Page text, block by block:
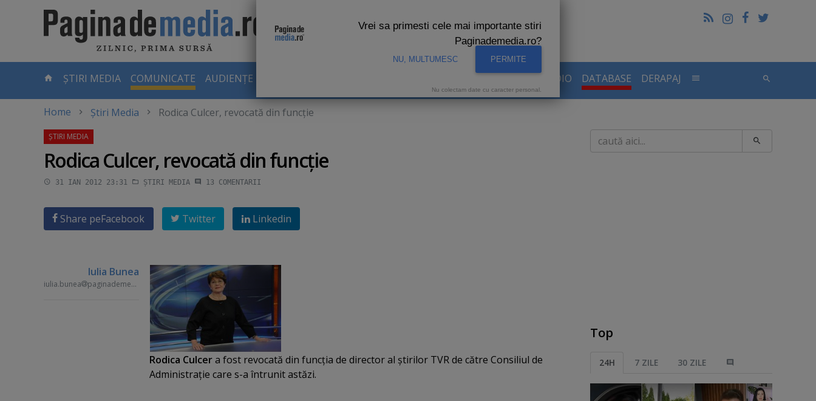
CURENTĂ
ȘTIRI MEDIA COMUNICATE AUDIENȚE TV AUDIENTE RADIO DATABASE DERAPAJ
Home Știri Media Rodica Culcer, revocată din funcţie
Rodica Culcer, revocată din funcţie
31 IAN 2012 23:31 ȘTIRI MEDIA 13 COMENTARII
Share peFacebook Twitter Linkedin
Iulia Bunea
iulia.bunea paginademedia.ro
Rodica Culcera fost revocată din funcţia de director al ştirilor TVR de către Consiliul de
Administraţie care s-a întrunit astăzi.
Caută
Top
24H 7 ZILE 30 ZILE
Vrei sa primesti cele mai importante stiri
Paginademedia.ro?
NU, MULTUMESC PERMITE
Nu colectam date cu caracter personal.